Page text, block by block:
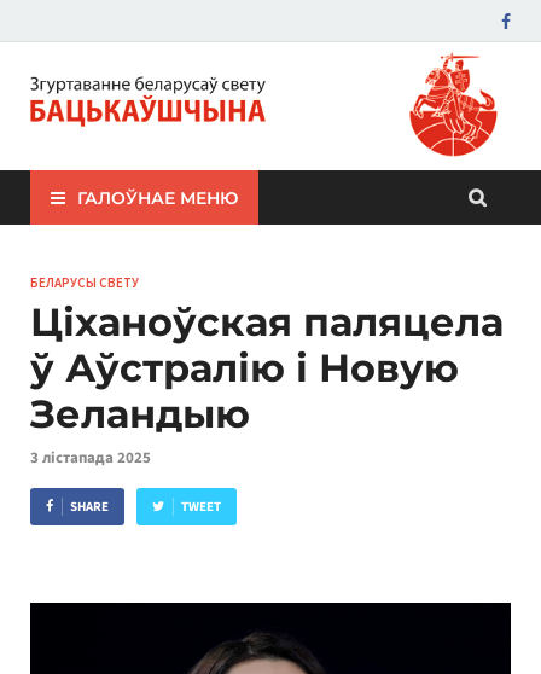
ЗБС "Бацькаўшчына"
ГАЛОЎНАЕ МЕНЮ
БЕЛАРУСЫ СВЕТУ
Ціханоўская паляцела
ў Аўстралію і Новую
Зеландыю
3 лістапада 2025
SHARE TWEET